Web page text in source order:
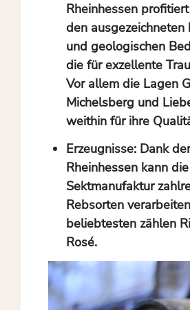
Rheinhessen
den ausgezeichneten
und geologischen
die für exzellente
Vor allem die Lagen
Michelsberg und
weithin für ihre
Erzeugnisse: Dank
Rheinhessen kann
Sektmanufaktur
Rebsorten
beliebtesten zählen
Rosé.